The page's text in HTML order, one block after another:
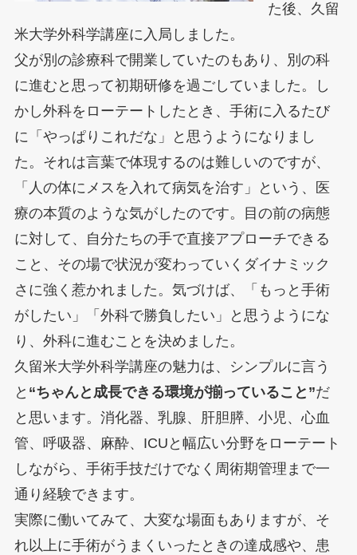
た後、久留
米大学外科学講座に入局しました。
父が別の診療科で開業していたのもあり、別の科
に進むと思って初期研修を過ごしていました。し
かし外科をローテートしたとき、手術に入るたび
に「やっぱりこれだな」と思うようになりまし
た。それは言葉で体現するのは難しいのですが、
「人の体にメスを入れて病気を治す」という、医
療の本質のような気がしたのです。目の前の病態
に対して、自分たちの手で直接アプローチできる
こと、その場で状況が変わっていくダイナミック
さに強く惹かれました。気づけば、「もっと手術
がしたい」「外科で勝負したい」と思うようにな
り、外科に進むことを決めました。
久留米大学外科学講座の魅力は、シンプルに言う
と “ちゃんと成長できる環境が揃っていること”だ
と思います。消化器、乳腺、肝胆膵、小児、心血
管、呼吸器、麻酔、ICUと幅広い分野をローテート
しながら、手術手技だけでなく周術期管理まで一
通り経験できます。
実際に働いてみて、大変な場面もありますが、そ
れ以上に手術がうまくいったときの達成感や、患